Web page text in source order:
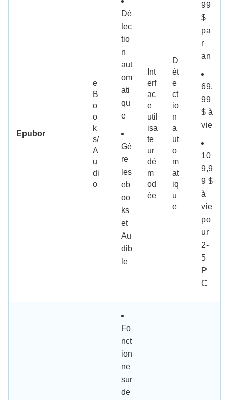
Epubor
e
B
o
o
k
s/
A
u
di
o
Dé
tec
tio
n
aut
om
ati
qu
e
Gè
re
les
eb
oo
ks
et
Au
dib
le
Int
erf
ac
e
util
isa
te
ur
dé
m
od
ée
D
ét
e
ct
io
n
a
ut
o
m
at
iq
u
e
99
$
pa
r
an
69,
99
$ à
vie
10
9,9
9 $
à
vie
po
ur
2-
5
P
C
Fo
nct
ion
ne
sur
de